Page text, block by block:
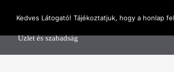
content
OnlineSeedsMan
Üzlet és szabadság
Kedves Látogató! Tájékoztatjuk, hogy a honlap